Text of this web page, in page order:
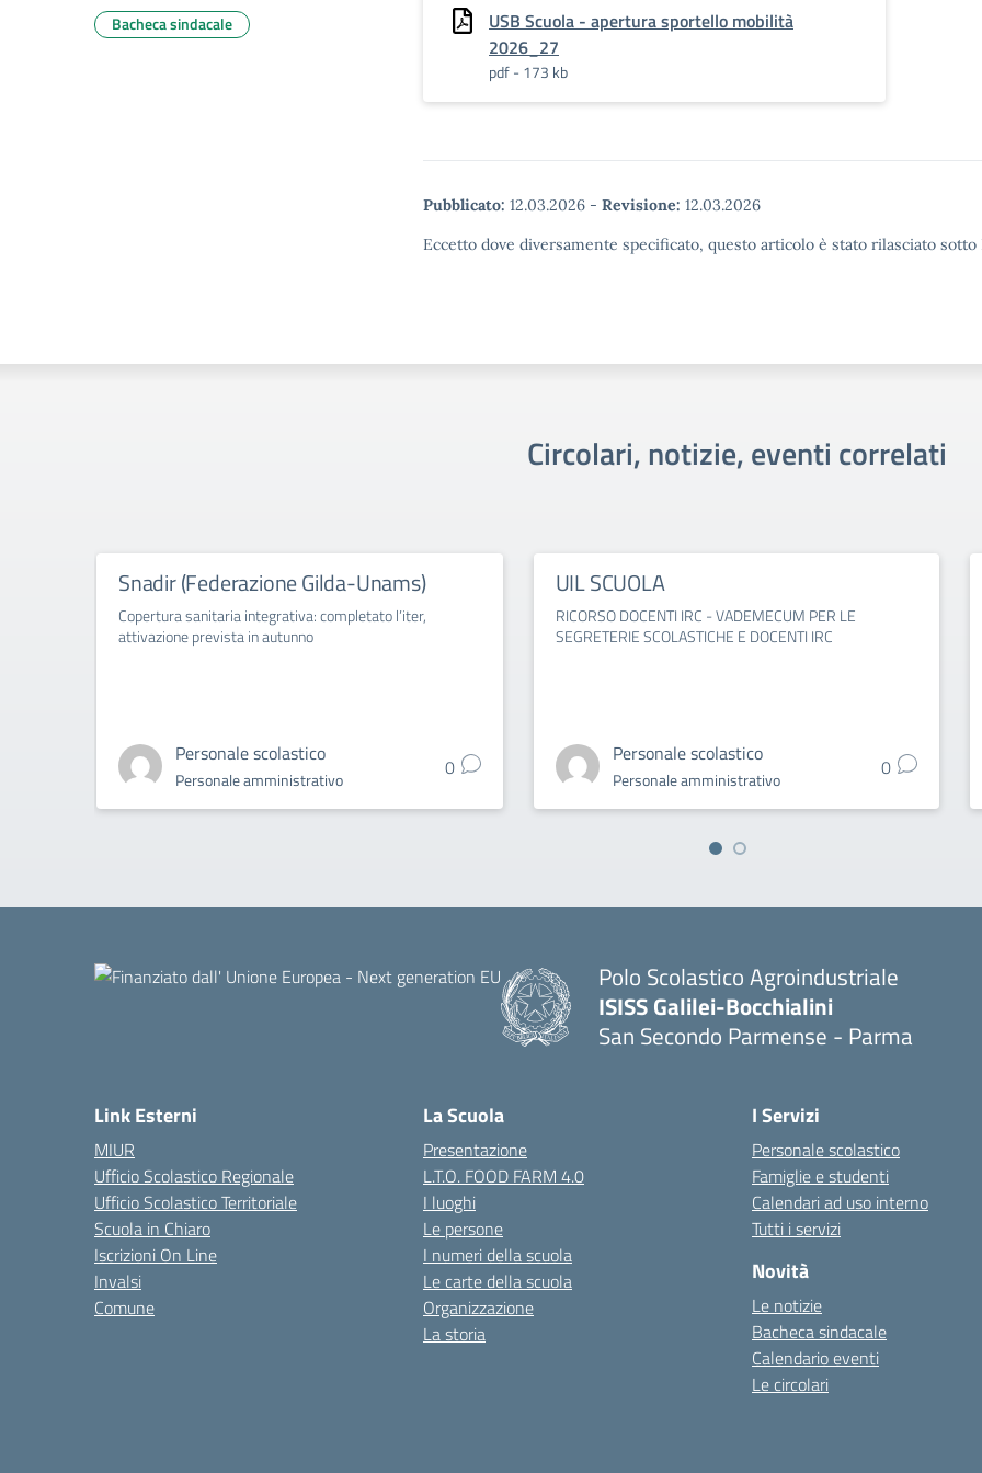
USB Scuola - apertura sportello mobilità
2026_27
pdf - 173 kb
Pubblicato: 12.03.2026 - Revisione: 12.03.2026
Eccetto dove diversamente specificato, questo articolo è stato rilasciato
Bacheca sindacale
Circolari, notizie, eventi correlati
Snadir (Federazione Gilda-Unams)
Copertura sanitaria integrativa: completato l’iter,
attivazione prevista in autunno
Personale scolastico
Personale amministrativo 0
UIL SCUOLA
RICORSO DOCENTI IRC - VADEMECUM PER LE
SEGRETERIE SCOLASTICHE E DOCENTI IRC
Personale scolastico
Personale amministrativo 0
Polo Scolastico Agroindustriale
ISISS Galilei-Bocchialini
San Secondo Parmense - Parma
Link Esterni
MIUR
Ufficio Scolastico Regionale
Ufficio Scolastico Territoriale
Scuola in Chiaro
Iscrizioni On Line
Invalsi
Comune
La Scuola
Presentazione
L.T.O. FOOD FARM 4.0
I luoghi
Le persone
I numeri della scuola
Le carte della scuola
Organizzazione
La storia
I Servizi
Personale scolastico
Famiglie e studenti
Calendari ad uso interno
Tutti i servizi
Novità
Le notizie
Bacheca sindacale
Calendario eventi
Le circolari